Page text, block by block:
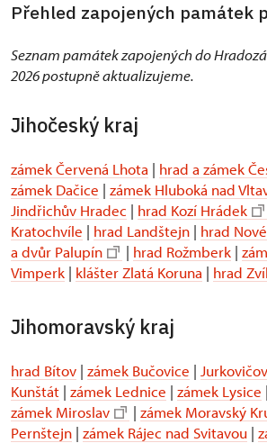
Přehled zapojených památek
Seznam památek zapojených do
2026 postupně aktualizujeme.
Jihočeský kraj
zámek Červená Lhota | hrad a zámek
zámek Dačice | zámek Hluboká nad
Jindřichův Hradec | hrad Kozí Hrádek
Kratochvíle | hrad Landštejn | hrad
a dvůr Palupín
| hrad Rožmberk |
Vimperk | klášter Zlatá Koruna | hrad
Jihomoravský kraj
hrad Bítov | zámek Bučovice |
Kunštát | zámek Lednice | zámek Lysice |
zámek Miroslav
| zámek Moravský
Pernštejn | zámek Rájec nad Svitavou |